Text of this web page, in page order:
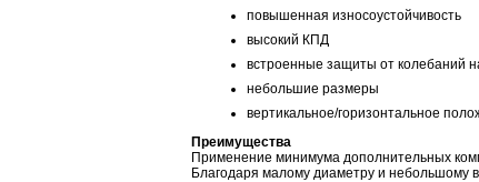
повышенная износоустойчивость
высокий КПД
встроенные защиты от колебаний
небольшие размеры
вертикальное/горизонтальное
Преимущества
Применение минимума дополнительных
Благодаря малому диаметру и небольшому